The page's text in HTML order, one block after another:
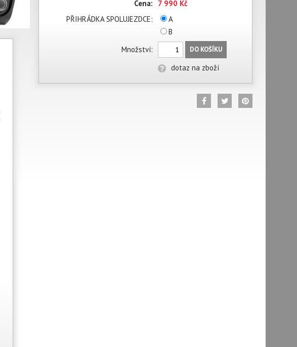
Cena:
7 990 Kč
PŘIHRÁDKA SPOLUJEZDCE:
A
B
Množství:
DO KOŠÍKU
dotaz na zboží